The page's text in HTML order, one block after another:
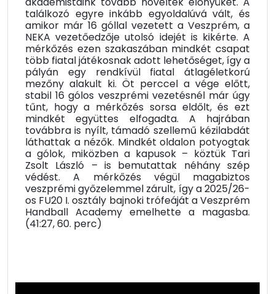
találkozó egyre inkább egyoldalúvá vált, és
amikor már 16 góllal vezetett a Veszprém, a
NEKA vezetőedzője utolsó idejét is kikérte. A
mérkőzés ezen szakaszában mindkét csapat
több fiatal játékosnak adott lehetőséget, így a
pályán egy rendkívül fiatal átlagéletkorú
mezőny alakult ki. Öt perccel a vége előtt,
stabil 16 gólos veszprémi vezetésnél már úgy
tűnt, hogy a mérkőzés sorsa eldőlt, és ezt
mindkét együttes elfogadta. A hajrában
továbbra is nyílt, támadó szellemű kézilabdát
láthattak a nézők. Mindkét oldalon potyogtak
a gólok, miközben a kapusok – köztük Tari
Zsolt László – is bemutattak néhány szép
védést. A mérkőzés végül magabiztos
veszprémi győzelemmel zárult, így a 2025/26-
os FU20 I. osztály bajnoki trófeáját a Veszprém
Handball Academy emelhette a magasba.
(41:27, 60. perc)